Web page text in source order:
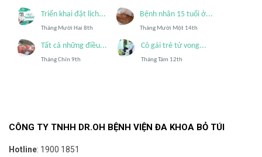
Triển khai đặt lịch...
Tháng Mười Hai 8th
Bệnh nhân 15 tuổi ở...
Tháng Mười Một 14th
Tất cả những điều...
Tháng Chín 9th
Cô gái trẻ tử vong...
Tháng Tám 12th
CÔNG TY TNHH DR.OH BỆNH VIỆN ĐA KHOA BỎ TÚI
Hotline: 1900 1851